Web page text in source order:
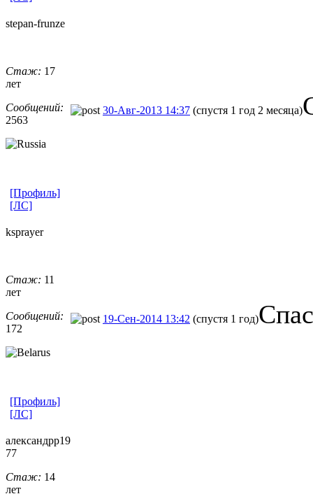
stepan-frunz​e
Стаж: 17
лет
Сообщений:
2563
30-Авг-2013 14:37 (спустя 1 год 2 месяца)
[Профиль]
[ЛС]
ksprayer
Стаж: 11
лет
Сообщений:
172
19-Сен-2014 13:42 (спустя 1 год)
[Профиль]
[ЛС]
александрр19
77
Стаж: 14
лет